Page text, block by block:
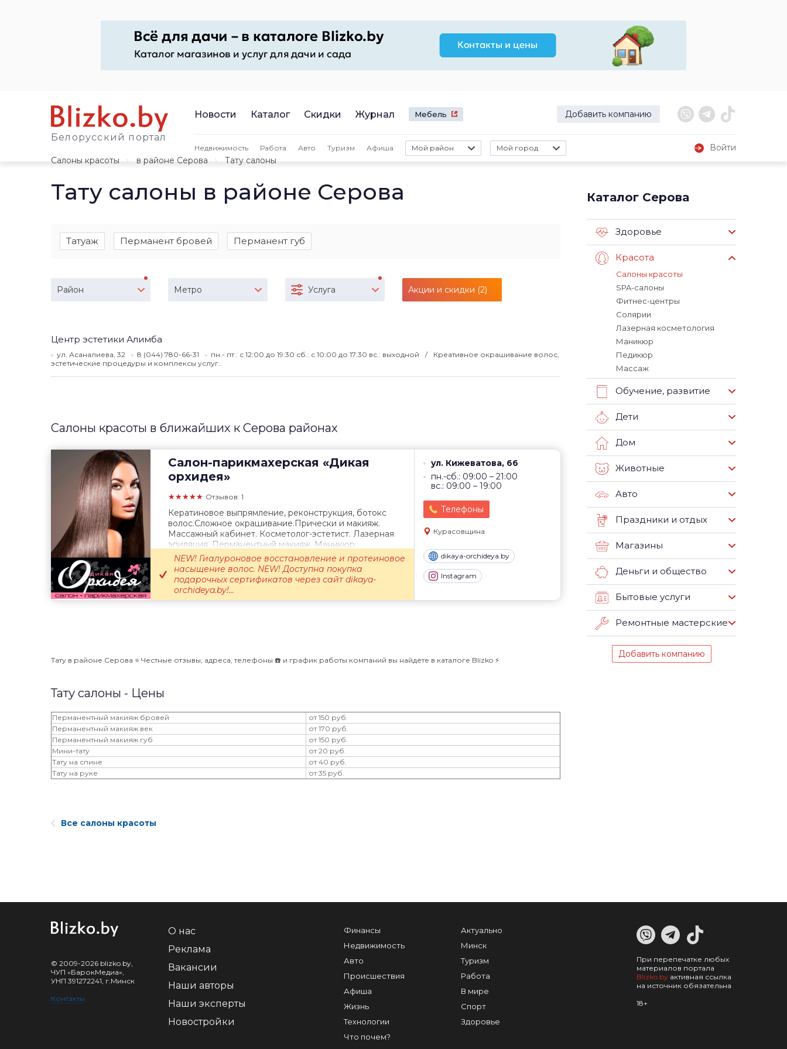
Белорусский портал
Новости Каталог Скидки Журнал Мебель Добавить компанию
Недвижимость Работа Авто Туризм Афиша Мой район Мой город
Войти
Салоны красоты
в районе Серова Тату салоны
Тату салоны в районе Серова
Татуаж Перманент бровей Перманент губ
Район Метро Услуга Акции и скидки (2)
Центр эстетики Алимба
ул. Асаналиева, 32 8 (044) 780-66-31 пн.- пт.: с 12:00 до 19:30 сб.: с 10:00 до 17:30 вс.: выходной
Креативное окрашивание волос,
эстетические процедуры и комплексы услуг.
Салоны красоты в ближайших к Серова районах
Салон-парикмахерская «Дикая
орхидея»
★★★★★ Отзывов: 1
ул. Кижеватова, 66
пн.-сб.: 09:00 – 21:00
вс.: 09:00 – 19:00
Телефоны
Курасовщина
dikaya-orchideya.by
Instagram
Кератиновое выпрямление, реконструкция, ботокс
волос.Сложное окрашивание.Прически и макияж.
Массажный кабинет. Косметолог-эстетист. Лазерная
эпиляция. Перманентный макияж. Маникюр.
Педикюр.Солярий.
NEW! Гиалуроновое восстановление и протеиновое
насыщение волос. NEW! Доступна покупка
подарочных сертификатов через сайт dikaya-
orchideya.by!...
Тату в районе Серова ⭐️ Честные отзывы, адреса, телефоны ☎️ и график работы компаний вы найдёте в каталоге Blizko ⚡️
Тату салоны - Цены
Перманентный макияж бровей
от 150 руб.
Перманентный макияж век
от 170 руб.
Перманентный макияж губ
от 150 руб.
Мини-тату
от 20 руб.
Тату на спине
от 40 руб.
Тату на руке
от 35 руб.
Каталог Серова
Здоровье
Красота
Салоны красоты
SPA-салоны
Фитнес-центры
Солярии
Лазерная косметология
Маникюр
Педикюр
Массаж
Обучение, развитие
Дети
Дом
Животные
Авто
Праздники и отдых
Магазины
Деньги и общество
Бытовые услуги
Ремонтные мастерские
Добавить компанию
Все салоны красоты
© 2009-2026 blizko.by,
ЧУП «БарокМедиа»,
УНП 391272241, г.Минск
Контакты
О нас
Реклама
Вакансии
Наши авторы
Наши эксперты
Новостройки
Финансы
Недвижимость
Авто
Происшествия
Афиша
Жизнь
Технологии
Что почем?
Актуально
Минск
Туризм
Работа
В мире
Спорт
Здоровье
При перепечатке любых
материалов портала
Blizko.by активная ссылка
на источник обязательна
18+